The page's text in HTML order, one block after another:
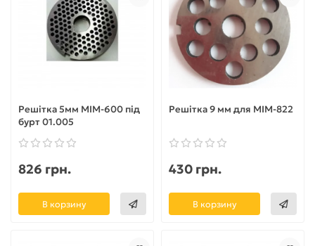
Решітка 5мм МІМ-600 під
бурт 01.005
826 грн.
В корзину
Решітка 9 мм для МІМ-822
430 грн.
В корзину